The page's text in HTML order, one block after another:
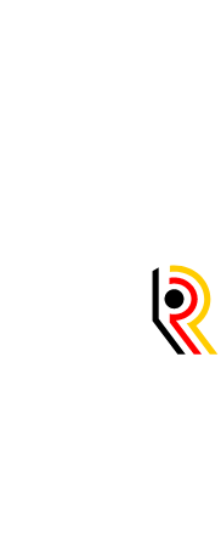
Startseite
von